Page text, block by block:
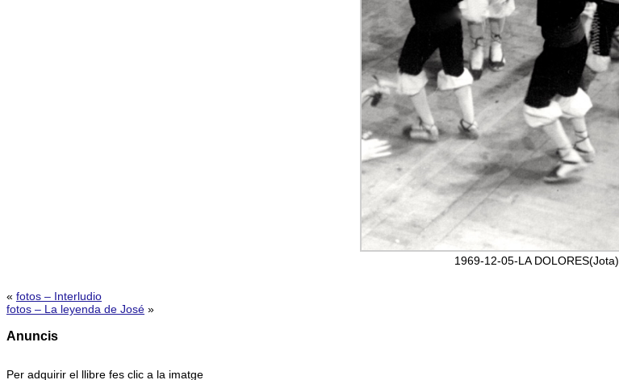
1969-12-05-LA DOLORES(Jota)
« fotos – Interludio
fotos – La leyenda de José »
Anuncis
Per adquirir el llibre fes clic a la imatge